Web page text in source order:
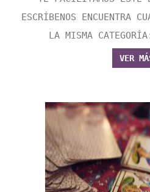
ESCRÍBENOS ENCUENTRA
LA MISMA
VER